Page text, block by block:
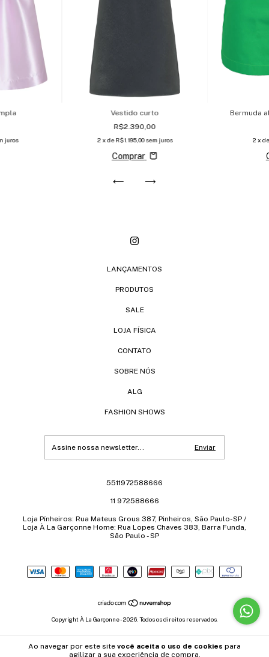
Ao navegar por este site você aceita o uso de cookies para
agilizar a sua experiência de compra.
juros
Vestido curto
R$2.390,00
2 x deR$1.195,00 sem juros
Comprar
Bermuda
2 x
LANÇAMENTOS
PRODUTOS
SALE
LOJA FÍSICA
CONTATO
SOBRE NÓS
ALG
FASHION SHOWS
5511972588666
11 972588666
Loja Pínheiros: Rua Mateus Grous 387, Pinheiros, São Paulo-SP /
Loja À La Garçonne Home: Rua Lopes Chaves 383, Barra Funda,
São Paulo - SP
Copyright À La Garçonne - 2026. Todos os direitos reservados.